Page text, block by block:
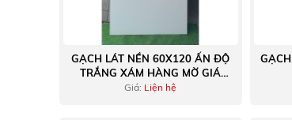
GẠCH LÁT NỀN 60X120 ẤN ĐỘ
TRẮNG XÁM HÀNG MỜ GIÁ
TỐT NHẤT TẠI THỊ TRƯỜNG
Giá: Liện hệ